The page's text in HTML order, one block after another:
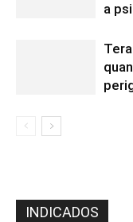
a
INDICADOS